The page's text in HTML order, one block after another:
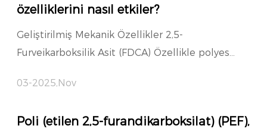
özelliklerini nasıl etkiler?
Geliştirilmiş Mekanik Özellikler 2,5-
Furveikarboksilik Asit (FDCA) Özellikle polyes...
03-2025,Nov
Poli (etilen 2,5-furandikarboksilat) (PEF),